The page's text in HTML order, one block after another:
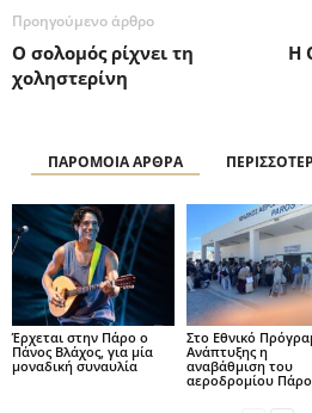
Προηγούμενο άρθρο
Ο σολομός ρίχνει τη
χοληστερίνη
Η
ΠΑΡΟΜΟΙΑ ΑΡΘΡΑ
Έρχεται στην Πάρο ο
Πάνος Βλάχος, για μία
μοναδική συναυλία
Στο Εθνικό
Ανάπτυξης η
αναβάθμιση του
αεροδρομίου